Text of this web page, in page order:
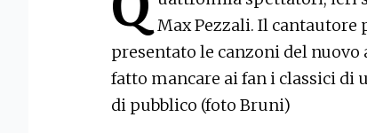
Max Pezzali. Il cantautore
presentato le canzoni del nuovo
fatto mancare ai fan i classici di
di pubblico (foto Bruni)